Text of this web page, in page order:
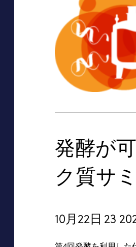
発酵が
ク質サ
10月22日 23